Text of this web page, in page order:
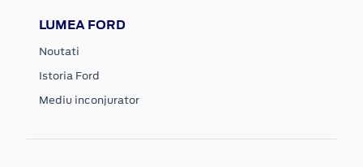
LUMEA FORD
Noutati
Istoria Ford
Mediu inconjurator